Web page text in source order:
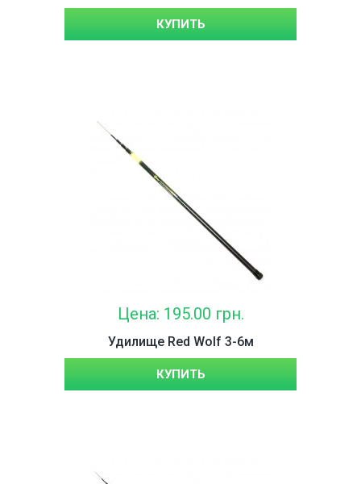
КУПИТЬ
Цена: 195.00 грн.
Удилище Red Wolf 3-6м
КУПИТЬ